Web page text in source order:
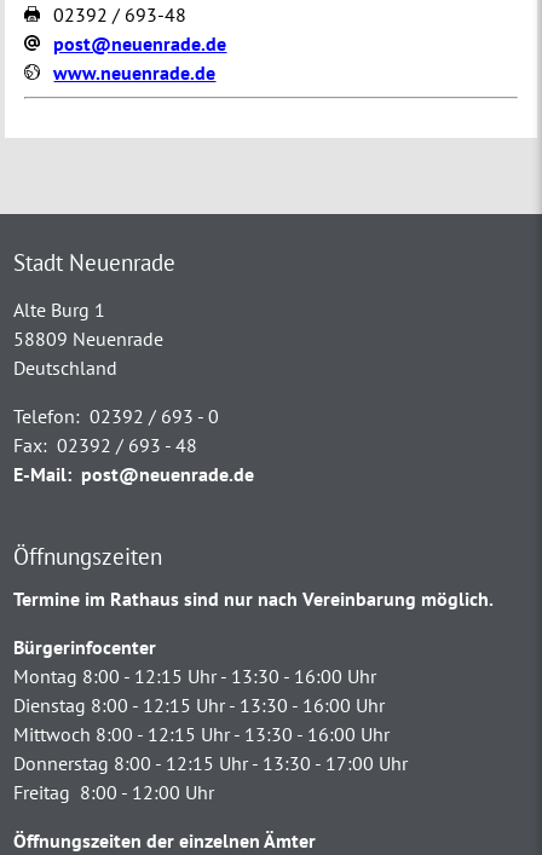
02392 / 693-48
post@neuenrade.de
www.neuenrade.de
Stadt Neuenrade
Alte Burg 1
58809 Neuenrade
Deutschland
Telefon: 02392 / 693 - 0
Fax: 02392 / 693 - 48
E-Mail: post@neuenrade.de
Öffnungszeiten
Termine im Rathaus sind nur nach Vereinbarung möglich.
Bürgerinfocenter
Montag 8:00 - 12:15 Uhr - 13:30 - 16:00 Uhr
Dienstag 8:00 - 12:15 Uhr - 13:30 - 16:00 Uhr
Mittwoch 8:00 - 12:15 Uhr - 13:30 - 16:00 Uhr
Donnerstag 8:00 - 12:15 Uhr - 13:30 - 17:00 Uhr
Freitag 8:00 - 12:00 Uhr
Öffnungszeiten der einzelnen Ämter